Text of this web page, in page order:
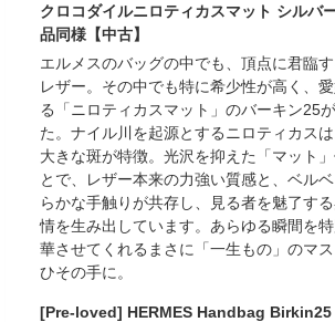
クロコダイルニロティカスマット シルバ
品同様【中古】
エルメスのバッグの中でも、頂点に君臨
レザー。その中でも特に希少性が高く、
る「ニロティカスマット」のバーキン25
た。ナイル川を起源とするニロティカス
大きな斑が特徴。光沢を抑えた「マット
とで、レザー本来の力強い質感と、ベル
らかな手触りが共存し、見る者を魅了す
情を生み出しています。あらゆる瞬間を
華させてくれるまさに「一生もの」のマ
ひその手に。
[Pre-loved] HERMES Handbag